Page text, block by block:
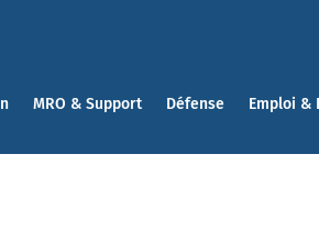
MRO & Support Défense Emploi &